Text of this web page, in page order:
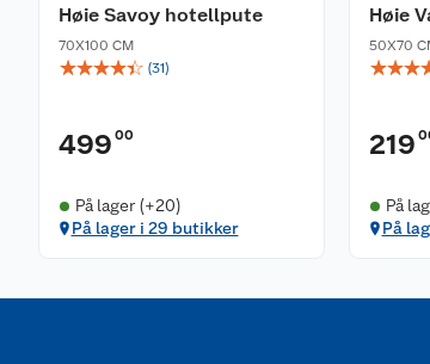
Lukkemekanisme
Bunnåpning og uten ramme
Maskinvask 60 grader
Bærekraft og miljø
Økotex- sertifisert - fri for alle
Putevarene leveres i str. 50x70cm eller
Høie Savoy hotellpute
70X100 CM
☆☆☆☆☆ (31)
499 00
På lager (+20)
På lager i 29 butikker
Høie
50X70
☆☆☆
219
På
På